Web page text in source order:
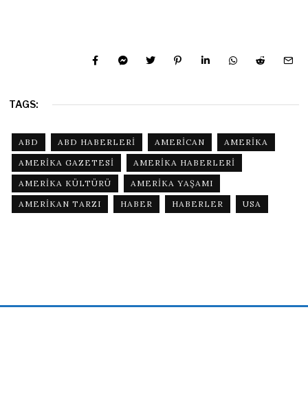
TAGS:
ABD ABD HABERLERI AMERICAN
AMERIKA
AMERIKA GAZETESI
AMERIKA HABERLERI
AMERIKA KÜLTÜRÜ
AMERIKA YAŞAMI
AMERIKAN TARZI
HABER HABERLER USA